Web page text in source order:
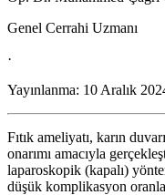
Genel Cerrahi Uzmanı
·
Yayınlanma: 10 Aralık
Fıtık ameliyatı, karın
onarımı amacıyla
laparoskopik (kapalı)
düşük komplikasyon